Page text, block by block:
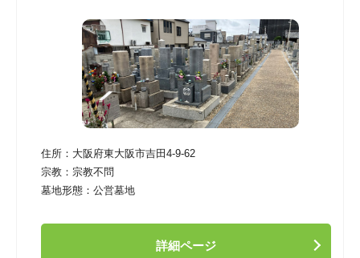
住所： 大阪府東大阪市吉田4-9-62
宗教： 宗教不問
墓地形態： 公営墓地
詳細ページ